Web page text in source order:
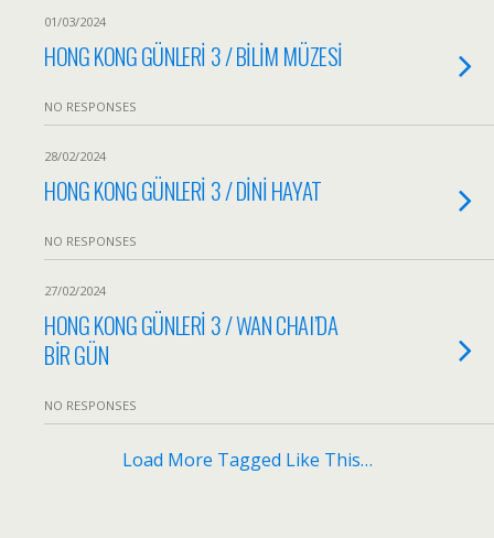
01/03/2024
HONG KONG GÜNLERİ 3 / BİLİM MÜZESİ
NO RESPONSES
28/02/2024
HONG KONG GÜNLERİ 3 / DİNİ HAYAT
NO RESPONSES
27/02/2024
HONG KONG GÜNLERİ 3 / WAN CHAI’DA
BİR GÜN
NO RESPONSES
Load More Tagged Like This…